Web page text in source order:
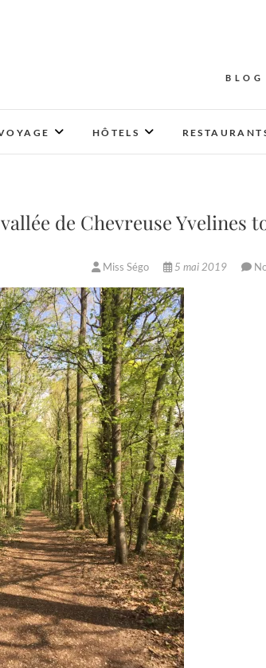
HÔTELS
de Chevreuse Yvelines
Miss Ségo 5 mai 2019